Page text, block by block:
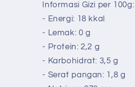
Informasi Gizi per 100g:
- Energi: 18 kkal
- Lemak: 0 g
- Protein: 2,2 g
- Karbohidrat: 3,5 g
- Serat pangan: 1,8 g